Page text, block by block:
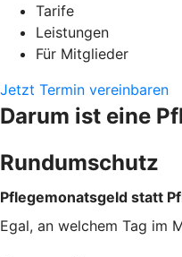
Tarife
Leistungen
Für Mitglieder
Jetzt Termin vereinbaren
Darum ist eine
Rundumschutz
Pflegemonatsgeld statt
Egal, an welchem Tag im